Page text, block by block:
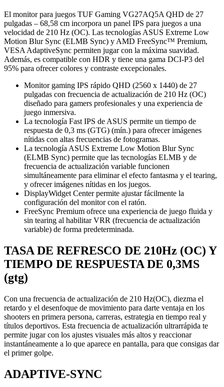
El monitor para juegos TUF Gaming VG27AQ5A QHD de 27
pulgadas – 68,58 cm incorpora un panel IPS para juegos a una
velocidad de 210 Hz (OC). Las tecnologías ASUS Extreme Low
Motion Blur Sync (ELMB Sync) y AMD FreeSync™ Premium,
VESA AdaptiveSync permiten jugar con la máxima suavidad.
Además, es compatible con HDR y tiene una gama DCI-P3 del
95% para ofrecer colores y contraste excepcionales.
Monitor gaming IPS rápido QHD (2560 x 1440) de 27
pulgadas con frecuencia de actualización de 210 Hz (OC)
diseñado para gamers profesionales y una experiencia de
juego inmersiva.
La tecnología Fast IPS de ASUS permite un tiempo de
respuesta de 0,3 ms (GTG) (mín.) para ofrecer imágenes
nítidas con altas frecuencias de fotogramas.
La tecnología ASUS Extreme Low Motion Blur Sync
(ELMB Sync) permite que las tecnologías ELMB y de
frecuencia de actualización variable funcionen
simultáneamente para eliminar el efecto fantasma y el tearing,
y ofrecer imágenes nítidas en los juegos.
DisplayWidget Center permite ajustar fácilmente la
configuración del monitor con el ratón.
FreeSync Premium ofrece una experiencia de juego fluida y
sin tearing al habilitar VRR (frecuencia de actualización
variable) de forma predeterminada.
TASA DE REFRESCO DE 210Hz (OC) Y
TIEMPO DE RESPUESTA DE 0,3MS
(gtg)
Con una frecuencia de actualización de 210 Hz(OC), diezma el
retardo y el desenfoque de movimiento para darte ventaja en los
shooters en primera persona, carreras, estrategia en tiempo real y
títulos deportivos. Esta frecuencia de actualización ultrarrápida te
permite jugar con los ajustes visuales más altos y reaccionar
instantáneamente a lo que aparece en pantalla, para que consigas dar
el primer golpe.
ADAPTIVE-SYNC